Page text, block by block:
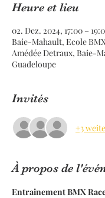
Heure et lieu
02. Dez. 2024, 17:00 –
Baie-Mahault, Ecole
Amédée Detraux, Baie-
Guadeloupe
Invités
+3
À propos de
Entrainement BMX